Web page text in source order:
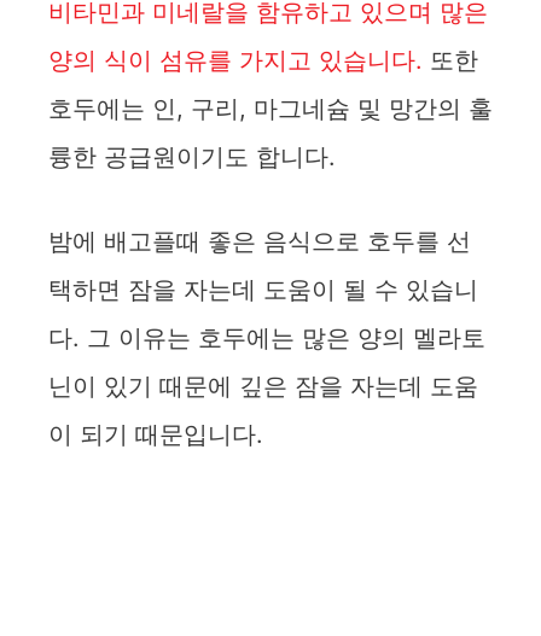
비타민과 미네랄을 함유하고 있으며 많은
양의 식이 섬유를 가지고 있습니다. 또한
호두에는 인, 구리, 마그네슘 및 망간의 훌
륭한 공급원이기도 합니다.
밤에 배고플때 좋은 음식으로 호두를 선
택하면 잠을 자는데 도움이 될 수 있습니
다. 그 이유는 호두에는 많은 양의 멜라토
닌이 있기 때문에 깊은 잠을 자는데 도움
이 되기 때문입니다.